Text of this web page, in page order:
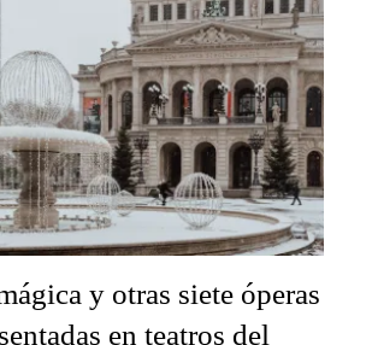
y otras siete óperas
en teatros del